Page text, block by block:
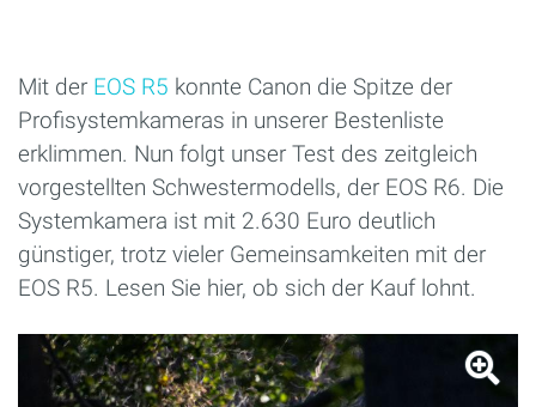
Mit der EOS R5 konnte Canon die Spitze der
Profisystemkameras in unserer Bestenliste
erklimmen. Nun folgt unser Test des zeitgleich
vorgestellten Schwestermodells, der EOS R6. Die
Systemkamera ist mit 2.630 Euro deutlich
günstiger, trotz vieler Gemeinsamkeiten mit der
EOS R5. Lesen Sie hier, ob sich der Kauf lohnt.